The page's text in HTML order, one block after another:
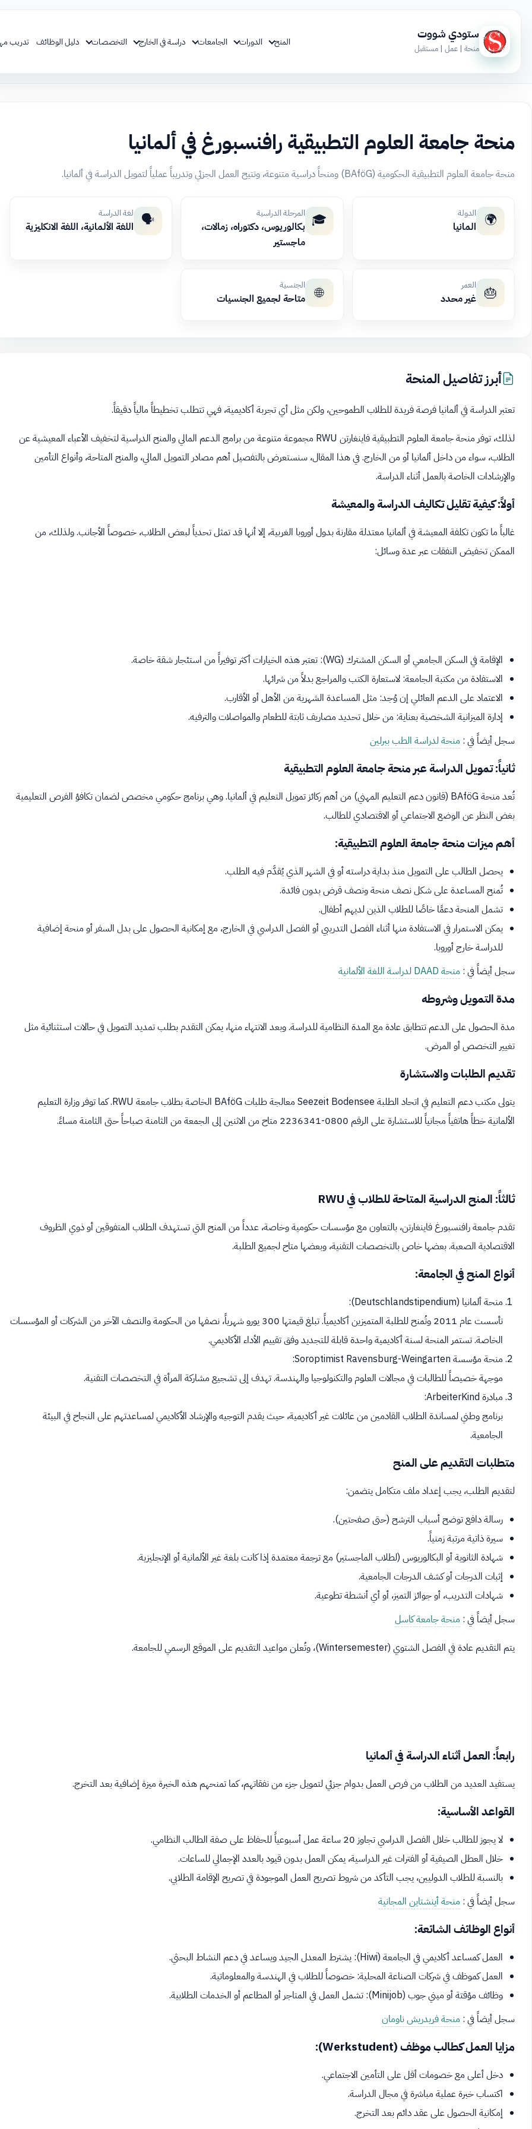
ستودي شووت
منحة | عمل | مستقبل
المنح الدورات الجامعات دراسة في الخارج التخصصات دليل الوظائف تدريب
منحة جامعة العلوم التطبيقية رافنسبورغ في ألمانيا
منحة جامعة العلوم التطبيقية الحكومية (BAföG) ومنحاً دراسية متنوعة، وتتيح العمل الجزئي وتدريباً عملياً لتمويل الدراسة في ألمانيا.
🌍 الدولة
المانيا 🎓 المرحلة الدراسية
بكالوريوس، دكتوراه، زمالات،
ماجستير
🗣️ لغة الدراسة
اللغة الألمانية، اللغة الانكليزية
🎂 العمر
غير محدد 🌐 الجنسية
متاحة لجميع الجنسيات
أبرز تفاصيل المنحة
تعتبر الدراسة في ألمانيا فرصة فريدة للطلاب الطموحين، ولكن مثل أي تجربة أكاديمية، فهي تتطلب تخطيطاً مالياً دقيقاً.
لذلك، توفر منحة جامعة العلوم التطبيقية فاينغارتن RWU مجموعة متنوعة من برامج الدعم المالي والمنح الدراسية لتخفيف الأعباء المعيشية عن
الطلاب، سواء من داخل ألمانيا أو من الخارج. في هذا المقال، سنستعرض بالتفصيل أهم مصادر التمويل المالي، والمنح المتاحة، وأنواع التأمين
والإرشادات الخاصة بالعمل أثناء الدراسة.
أولاً: كيفية تقليل تكاليف الدراسة والمعيشة
غالباً ما تكون تكلفة المعيشة في ألمانيا معتدلة مقارنة بدول أوروبا الغربية، إلا أنها قد تمثل تحدياً لبعض الطلاب، خصوصاً الأجانب. ولذلك، من
الممكن تخفيض النفقات عبر عدة وسائل:
الإقامة في السكن الجامعي أو السكن المشترك (WG): تعتبر هذه الخيارات أكثر توفيراً من استئجار شقة خاصة.
الاستفادة من مكتبة الجامعة: لاستعارة الكتب والمراجع بدلاً من شرائها.
الاعتماد على الدعم العائلي إن وُجد: مثل المساعدة الشهرية من الأهل أو الأقارب.
إدارة الميزانية الشخصية بعناية: من خلال تحديد مصاريف ثابتة للطعام والمواصلات والترفيه.
سجل أيضاً في : منحة لدراسة الطب ببرلين
ثانياً: تمويل الدراسة عبر منحة جامعة العلوم التطبيقية
تُعد منحة BAföG (قانون دعم التعليم المهني) من أهم ركائز تمويل التعليم في ألمانيا. وهي برنامج حكومي مخصص لضمان تكافؤ الفرص التعليمية
بغض النظر عن الوضع الاجتماعي أو الاقتصادي للطالب.
أهم ميزات منحة جامعة العلوم التطبيقية:
يحصل الطالب على التمويل منذ بداية دراسته أو في الشهر الذي يُقدَّم فيه الطلب.
تُمنح المساعدة على شكل نصف منحة ونصف قرض بدون فائدة.
تشمل المنحة دعمًا خاصًا للطلاب الذين لديهم أطفال.
يمكن الاستمرار في الاستفادة منها أثناء الفصل التدريبي أو الفصل الدراسي في الخارج، مع إمكانية الحصول على بدل السفر أو منحة إضافية
للدراسة خارج أوروبا.
سجل أيضاً في : منحة DAAD لدراسة اللغة الألمانية
مدة التمويل وشروطه
مدة الحصول على الدعم تتطابق عادة مع المدة النظامية للدراسة. وبعد الانتهاء منها، يمكن التقدم بطلب تمديد التمويل في حالات استثنائية مثل
تغيير التخصص أو المرض.
تقديم الطلبات والاستشارة
يتولى مكتب دعم التعليم في اتحاد الطلبة Seezeit Bodensee معالجة طلبات BAföG الخاصة بطلاب جامعة RWU. كما توفر وزارة التعليم
الألمانية خطاً هاتفياً مجانياً للاستشارة على الرقم 0800-2236341 متاح من الاثنين إلى الجمعة من الثامنة صباحاً حتى الثامنة مساءً.
ثالثاً: المنح الدراسية المتاحة للطلاب في RWU
تقدم جامعة رافنسبورغ فاينغارتن، بالتعاون مع مؤسسات حكومية وخاصة، عدداً من المنح التي تستهدف الطلاب المتفوقين أو ذوي الظروف
الاقتصادية الصعبة. بعضها خاص بالتخصصات التقنية، وبعضها متاح لجميع الطلبة.
أنواع المنح في الجامعة:
منحة ألمانيا (Deutschlandstipendium):
تأسست عام 2011 وتُمنح للطلبة المتميزين أكاديمياً. تبلغ قيمتها 300 يورو شهرياً، نصفها من الحكومة والنصف الآخر من الشركات أو المؤسسات
الخاصة. تستمر المنحة لسنة أكاديمية واحدة قابلة للتجديد وفق تقييم الأداء الأكاديمي.
منحة مؤسسة Soroptimist Ravensburg-Weingarten:
موجهة خصيصاً للطالبات في مجالات العلوم والتكنولوجيا والهندسة. تهدف إلى تشجيع مشاركة المرأة في التخصصات التقنية.
مبادرة ArbeiterKind:
برنامج وطني لمساندة الطلاب القادمين من عائلات غير أكاديمية، حيث يقدم التوجيه والإرشاد الأكاديمي لمساعدتهم على النجاح في البيئة
الجامعية.
متطلبات التقديم على المنح
لتقديم الطلب، يجب إعداد ملف متكامل يتضمن:
رسالة دافع توضح أسباب الترشح (حتى صفحتين).
سيرة ذاتية مرتبة زمنياً.
شهادة الثانوية أو البكالوريوس (لطلاب الماجستير) مع ترجمة معتمدة إذا كانت بلغة غير الألمانية أو الإنجليزية.
إثبات الدرجات أو كشف الدرجات الجامعية.
شهادات التدريب، أو جوائز التميز، أو أي أنشطة تطوعية.
سجل أيضاً في : منحة جامعة كاسل
يتم التقديم عادة في الفصل الشتوي (Wintersemester)، وتُعلن مواعيد التقديم على الموقع الرسمي للجامعة.
رابعاً: العمل أثناء الدراسة في ألمانيا
يستفيد العديد من الطلاب من فرص العمل بدوام جزئي لتمويل جزء من نفقاتهم، كما تمنحهم هذه الخبرة ميزة إضافية بعد التخرج.
القواعد الأساسية:
لا يجوز للطالب خلال الفصل الدراسي تجاوز 20 ساعة عمل أسبوعياً للحفاظ على صفة الطالب النظامي.
خلال العطل الصيفية أو الفترات غير الدراسية، يمكن العمل بدون قيود بالعدد الإجمالي للساعات.
بالنسبة للطلاب الدوليين، يجب التأكد من شروط تصريح العمل الموجودة في تصريح الإقامة الطلابي.
سجل أيضاً في : منحة أينشتاين المجانية
أنواع الوظائف الشائعة:
العمل كمساعد أكاديمي في الجامعة (Hiwi): يشترط المعدل الجيد ويساعد في دعم النشاط البحثي.
العمل كموظف في شركات الصناعة المحلية: خصوصاً للطلاب في الهندسة والمعلوماتية.
وظائف مؤقتة أو ميني جوب (Minijob): تشمل العمل في المتاجر أو المطاعم أو الخدمات الطلابية.
سجل أيضاً في : منحة فريدريش ناومان
مزايا العمل كطالب موظف (Werkstudent):
دخل أعلى مع خصومات أقل على التأمين الاجتماعي.
اكتساب خبرة عملية مباشرة في مجال الدراسة.
إمكانية الحصول على عقد دائم بعد التخرج.